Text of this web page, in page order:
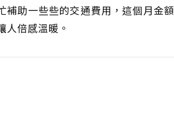
補助一些些的交通費用，這個月金額
倍感溫暖。